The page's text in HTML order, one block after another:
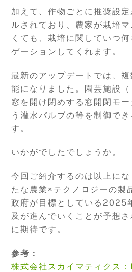
加えて、作物ごとに推奨設
ルされており、農家が栽培
くても、栽培に関していつ
ゲーションしてくれます。
最新のアップデートでは、
能になりました。園芸施設
窓を開け閉めする窓開閉モ
う灌水バルブの等を制御で
す。
いかがでしたでしょうか。
今回ご紹介するのは以上に
たな農業×テクノロジーの製
政府が目標としている2025
及が進んでいくことが予想
に期待です。
参考：
株式会社スカイマティクス